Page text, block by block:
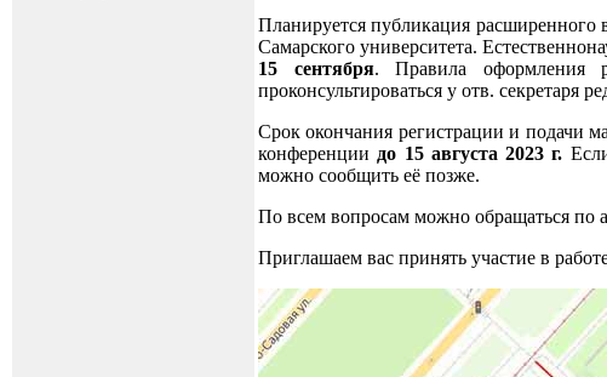
Планируется публикация расширенного
Самарского университета.
15 сентября. Правила оформления
проконсультироваться у отв.
Срок окончания регистрации и подачи
конференции до 15 августа 2023 г.
можно сообщить её позже.
По всем вопросам можно обращаться по
Приглашаем вас принять участие в